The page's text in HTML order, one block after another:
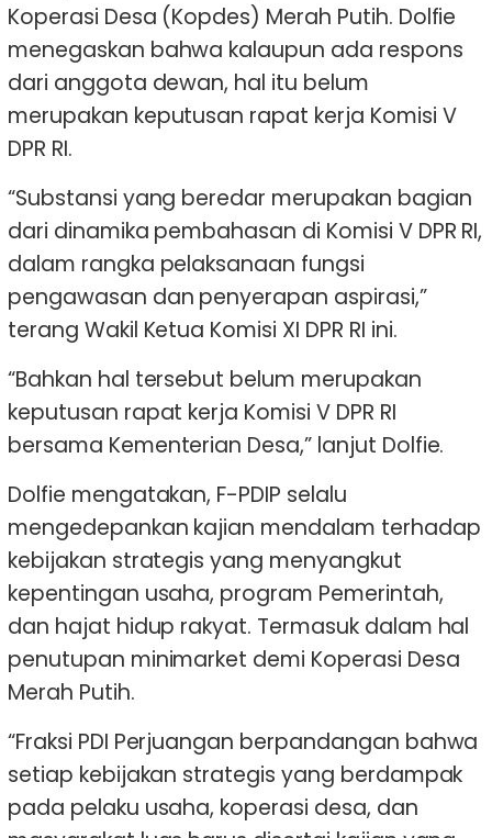
Koperasi Desa (Kopdes) Merah Putih. Dolfie
menegaskan bahwa kalaupun ada respons
dari anggota dewan, hal itu belum
merupakan keputusan rapat kerja Komisi V
DPR RI.
“Substansi yang beredar merupakan bagian
dari dinamika pembahasan di Komisi V DPR RI,
dalam rangka pelaksanaan fungsi
pengawasan dan penyerapan aspirasi,”
terang Wakil Ketua Komisi XI DPR RI ini.
“Bahkan hal tersebut belum merupakan
keputusan rapat kerja Komisi V DPR RI
bersama Kementerian Desa,” lanjut Dolfie.
Dolfie mengatakan, F-PDIP selalu
mengedepankan kajian mendalam terhadap
kebijakan strategis yang menyangkut
kepentingan usaha, program Pemerintah,
dan hajat hidup rakyat. Termasuk dalam hal
penutupan minimarket demi Koperasi Desa
Merah Putih.
“Fraksi PDI Perjuangan berpandangan bahwa
setiap kebijakan strategis yang berdampak
pada pelaku usaha, koperasi desa, dan